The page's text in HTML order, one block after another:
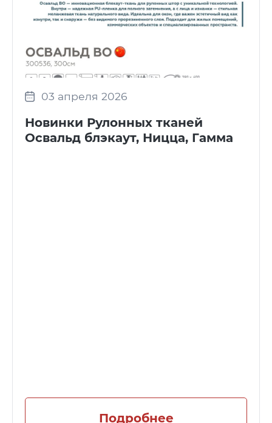
03 апреля 2026
Новинки Рулонных тканей
Освальд блэкаут, Ницца, Гамма
Подробнее